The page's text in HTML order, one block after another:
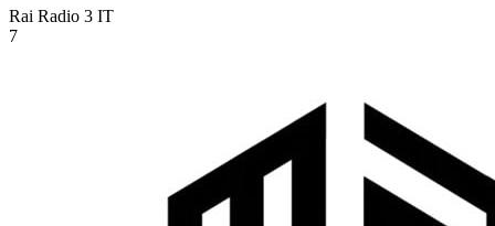
Rai Radio 3 IT
7